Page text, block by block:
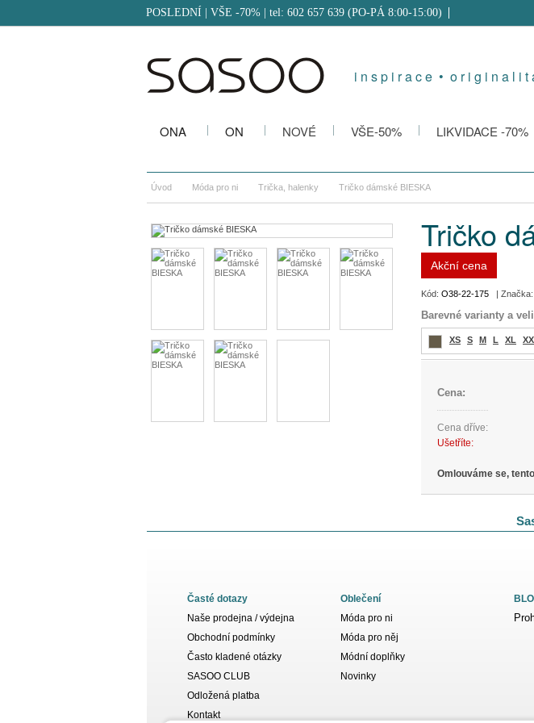
i n s p i r a c e • o r i g i n a l i
POSLEDNÍ | VŠE -70%| tel: 602 657 639 (PO-PÁ 8:00-15:00)
ONA ON NOVÉ VŠE-50% LIKVIDACE -70%
Úvod Móda pro ni Trička, halenky Tričko dámské BIESKA
Tričko
Akční cena
Kód: O38-22-175 | Značka:
Barevné varianty a
XS S M L XL
Cena:
Cena dříve:
Ušetříte:
Omlouváme se,
Časté dotazy
Naše prodejna / výdejna
Obchodní podmínky
Často kladené otázky
SASOO CLUB
Odložená platba
Kontakt
Oblečení
Móda pro ni
Móda pro něj
Módní doplňky
Novinky